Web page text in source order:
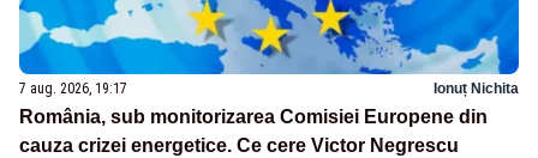
7 aug. 2026, 19:17 Ionuț Nichita
România, sub monitorizarea Comisiei Europene din
cauza crizei energetice. Ce cere Victor Negrescu